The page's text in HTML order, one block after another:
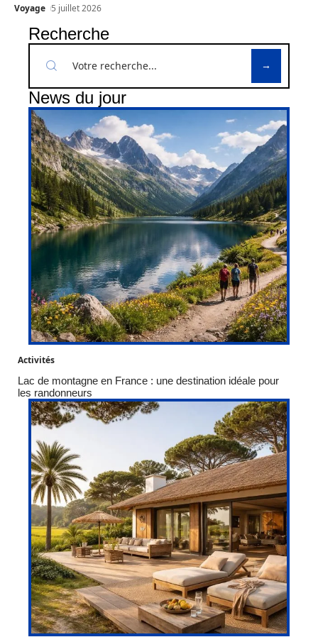
Voyage 5 juillet 2026
Recherche
News du jour
Activités
Lac de montagne en France : une destination idéale pour
les randonneurs